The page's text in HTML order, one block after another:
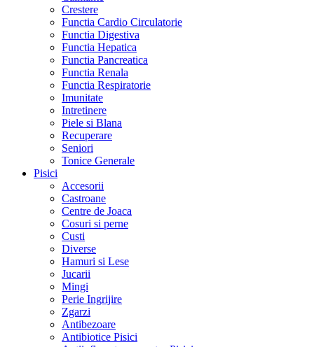
Crestere
Functia Cardio Circulatorie
Functia Digestiva
Functia Hepatica
Functia Pancreatica
Functia Renala
Functia Respiratorie
Imunitate
Intretinere
Piele si Blana
Recuperare
Seniori
Tonice Generale
Pisici
Accesorii
Castroane
Centre de Joaca
Cosuri si perne
Custi
Diverse
Hamuri si Lese
Jucarii
Mingi
Perie Ingrijire
Zgarzi
Antibezoare
Antibiotice Pisici